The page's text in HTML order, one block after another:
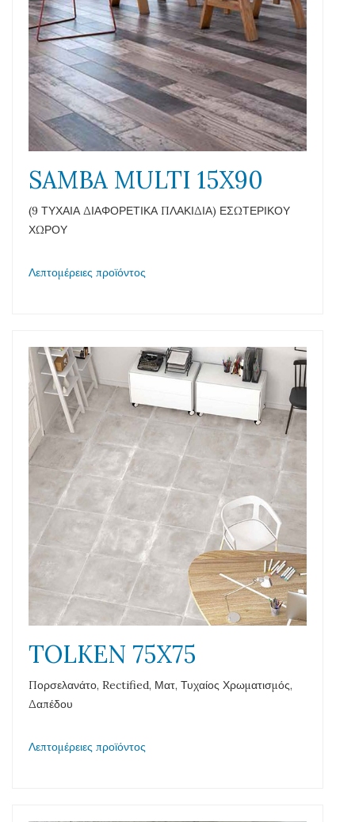
SAMBA MULTI 15X90
(9 ΤΥΧΑΙΑ ΔΙΑΦΟΡΕΤΙΚΑ ΠΛΑΚΙΔΙΑ) ΕΣΩΤΕΡΙΚΟΥ
ΧΩΡΟΥ
Λεπτομέρειες προϊόντος
TOLKEN 75X75
Πορσελανάτο, Rectified, Ματ, Τυχαίος Χρωματισμός,
Δαπέδου
Λεπτομέρειες προϊόντος